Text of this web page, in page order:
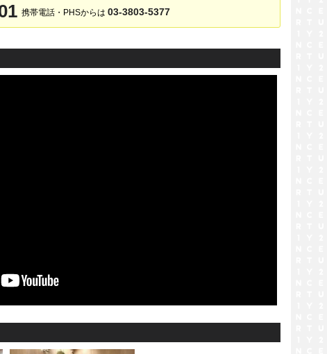
携帯電話・PHSからは 03-3803-5377